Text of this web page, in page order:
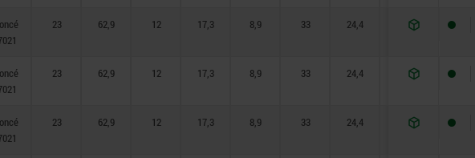
23 62,9 12 17,3 8,9 33 24,4 48,9
23 62,9 12 17,3 8,9 33 24,4 53,9
23 62,9 12 17,3 8,9 33 24,4 58,9